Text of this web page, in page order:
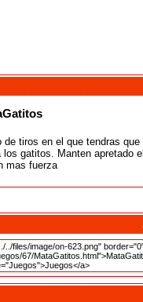
de tiros en el que tendras
los gatitos. Manten apretado
mas fuerza